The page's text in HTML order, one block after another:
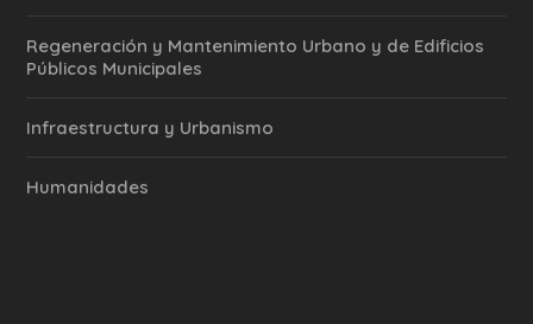
Regeneración y Mantenimiento Urbano y de Edificios
Públicos Municipales
Infraestructura y Urbanismo
Humanidades